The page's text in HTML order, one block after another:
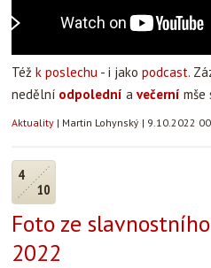
Též k poslechu - i jako podcast.
nedělní odpolední a večerní mše
Aktuality | Martin Lohynský | 9.10.2022
4
10
Foto ze
2022